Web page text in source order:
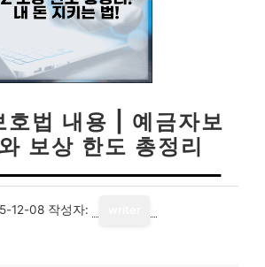
호법 내용 | 예금자보
보상 한도 총정리
12-08 작성자: